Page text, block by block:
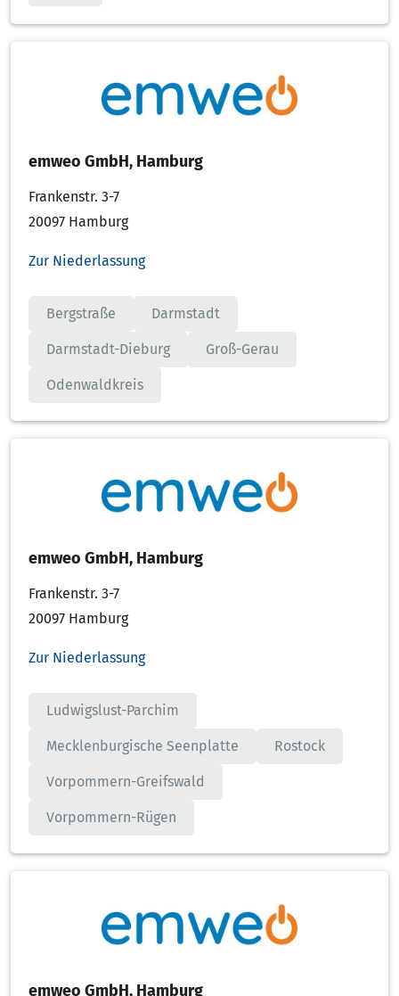
emweo GmbH, Hamburg
Frankenstr. 3-7
20097 Hamburg
Zur Niederlassung
Bergstraße Darmstadt
Darmstadt-Dieburg Groß-Gerau
Odenwaldkreis
emweo GmbH, Hamburg
Frankenstr. 3-7
20097 Hamburg
Zur Niederlassung
Ludwigslust-Parchim
Mecklenburgische Seenplatte Rostock
Vorpommern-Greifswald
Vorpommern-Rügen
emweo GmbH, Hamburg